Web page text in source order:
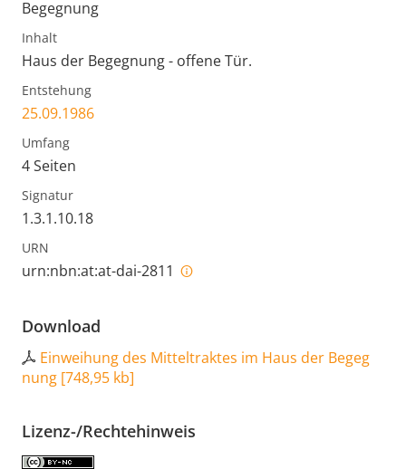
Begegnung
Inhalt
Haus der Begegnung - offene Tür.
Entstehung
25.09.1986
Umfang
4 Seiten
Signatur
1.3.1.10.18
URN
urn:nbn:at:at-dai-2811
Download
Einweihung des Mitteltraktes im Haus der Begeg
nung [748,95 kb]
Lizenz-/Rechtehinweis